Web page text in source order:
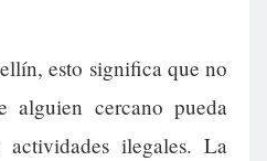
esto significa que no
alguien cercano pueda
ilegales. La